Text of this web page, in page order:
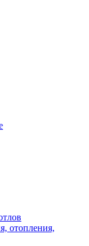
отопления,